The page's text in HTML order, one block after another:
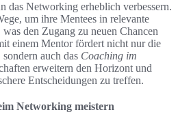
das Networking erheblich verbessern.
um ihre Mentees in relevante
den Zugang zu neuen Chancen
einem Mentor fördert nicht nur die
auch das Coaching im
erweitern den Horizont und
Entscheidungen zu treffen.
Networking meistern